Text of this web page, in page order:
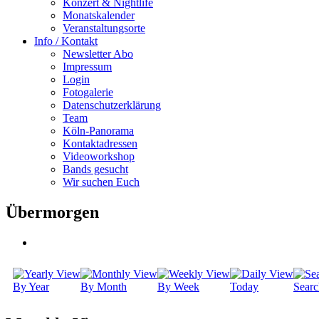
Konzert & Nightlife
Monatskalender
Veranstaltungsorte
Info / Kontakt
Newsletter Abo
Impressum
Login
Fotogalerie
Datenschutzerklärung
Team
Köln-Panorama
Kontaktadressen
Videoworkshop
Bands gesucht
Wir suchen Euch
Übermorgen
By Year By Month By Week Today